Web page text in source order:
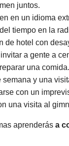
juntos.
en un idioma
tiempo en la
de hotel con
a gente a
una comida.
y una
con un
una visita al
aprenderás a